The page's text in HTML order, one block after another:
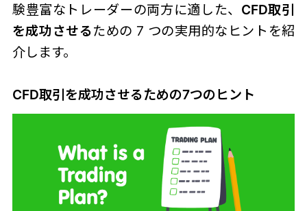
験豊富なトレーダーの両方に適した、 CFD取引
を成功させるための 7 つの実用的なヒントを紹
介します。
CFD取引を成功させるための7つのヒント